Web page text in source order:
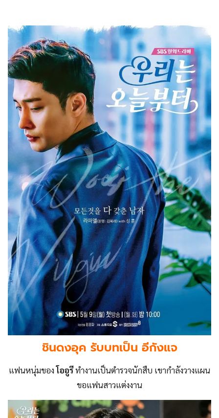
ชินดงอุค รับบทเป็น อีกังแจ
แฟนหนุ่มของโออูรีทำงานเป็นตำรวจนักสืบ เขากำลังวางแผน
ขอแฟนสาวแต่งงาน